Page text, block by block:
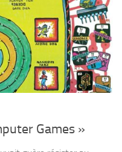
Games »